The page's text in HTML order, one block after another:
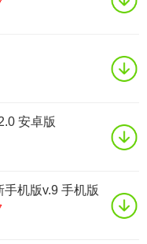
安卓版
机版v.9 手机版